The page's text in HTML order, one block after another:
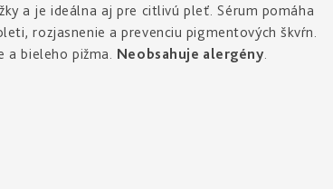
a je ideálna aj pre citlivú pleť. Sérum pomáha
rozjasnenie a prevenciu pigmentových škvŕn.
bieleho pižma. Neobsahuje alergény